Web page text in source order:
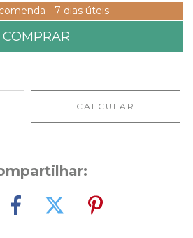
- 7 dias úteis
CALCULAR